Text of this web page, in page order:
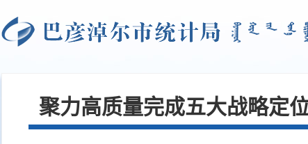
聚力高质量完成五大战略定